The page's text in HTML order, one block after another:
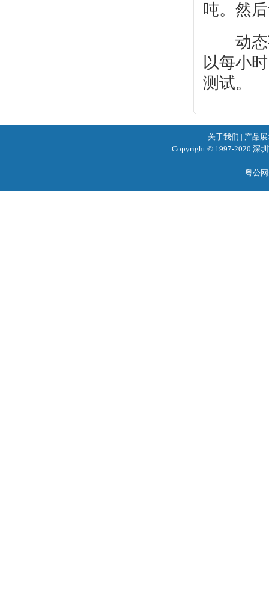
吨。然
动态
以每小
测试。
关于我们 | 产品
Copyright © 1997-2020 深
粤公